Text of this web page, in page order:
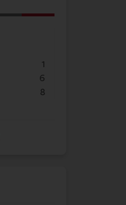
1
6
8